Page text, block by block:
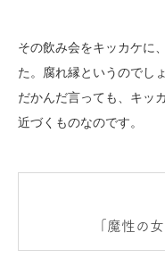
その飲み会をキッカケに
た。腐れ縁というのでし
だかんだ言っても、キッ
近づくものなのです。
「魔性の